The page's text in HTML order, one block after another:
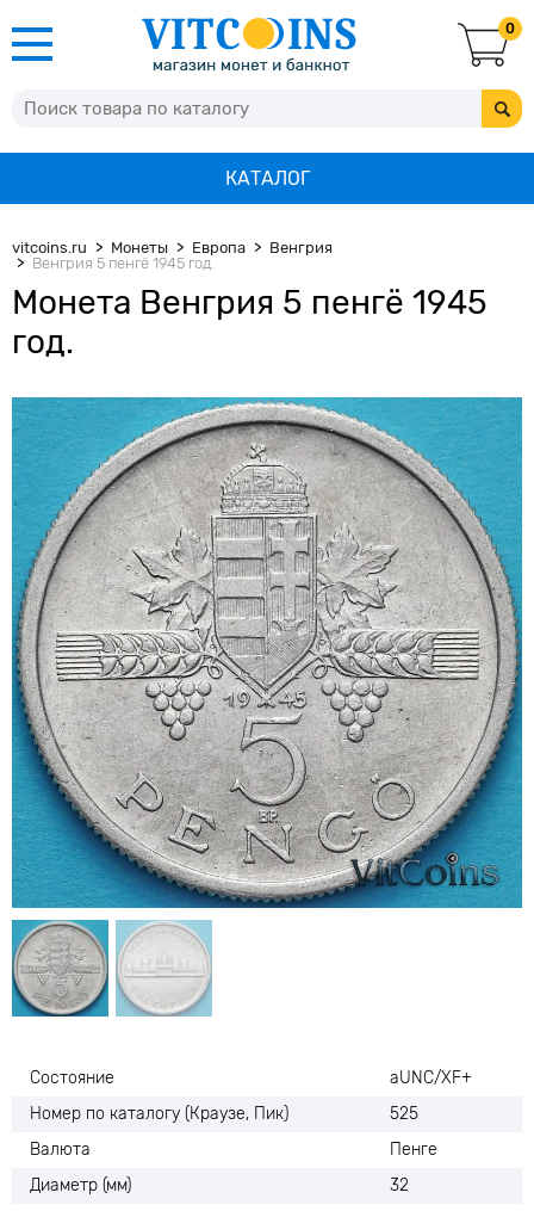
0
КАТАЛОГ
vitcoins.ru Монеты Европа
Венгрия
Венгрия 5 пенгё 1945 год.
Монета Венгрия 5 пенгё 1945
год.
Состояние
аUNC/XF+
Номер по каталогу (Краузе, Пик)
525
Валюта
Пенге
Диаметр (мм)
32